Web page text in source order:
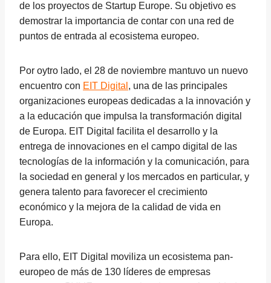
de los proyectos de Startup Europe. Su objetivo es
demostrar la importancia de contar con una red de
puntos de entrada al ecosistema europeo.
Por oytro lado, el 28 de noviembre mantuvo un nuevo
encuentro con EIT Digital , una de las principales
organizaciones europeas dedicadas a la innovación y
a la educación que impulsa la transformación digital
de Europa. EIT Digital facilita el desarrollo y la
entrega de innovaciones en el campo digital de las
tecnologías de la información y la comunicación, para
la sociedad en general y los mercados en particular, y
genera talento para favorecer el crecimiento
económico y la mejora de la calidad de vida en
Europa.
Para ello, EIT Digital moviliza un ecosistema pan-
europeo de más de 130 líderes de empresas